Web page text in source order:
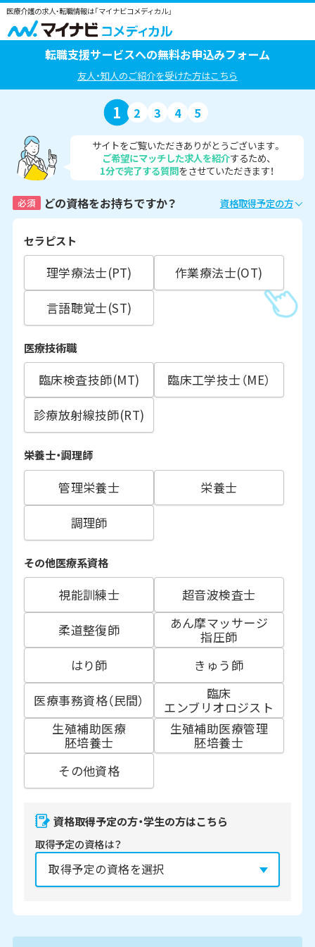
医療介護の求人・転職情報は「マイナビコメディカル」
転職支援サービスへの無料お申込みフォーム
友人・知人のご紹介を受けた方はこちら
1 2 3 4 5
サイトをご覧いただきありがとうございます。
ご希望にマッチした求人を紹介するため、
1分で完了する質問をさせていただきます！
必須 どの資格をお持ちですか？ 資格取得予定の方
セラピスト
理学療法士(PT)
作業療法士(OT)
言語聴覚士(ST)
医療技術職
臨床検査技師(MT)
臨床工学技士（ME）
診療放射線技師(RT)
栄養士・調理師
管理栄養士
栄養士
調理師
その他医療系資格
視能訓練士
超音波検査士
柔道整復師
あん摩マッサージ
指圧師
はり師
きゅう師
医療事務資格（民間）
臨床
エンブリオロジスト
生殖補助医療
胚培養士
生殖補助医療管理
胚培養士
その他資格
資格取得予定の方・学生の方はこちら
取得予定の資格は？
2027年 2028年 2029年 3月